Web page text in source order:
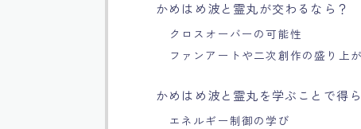
かめはめ波と霊丸が交わるなら？
クロスオーバーの可能性
ファンアートや二次創作の盛り上
かめはめ波と霊丸を学ぶことで得
エネルギー制御の学び